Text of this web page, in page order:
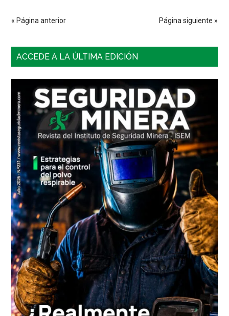
Mantos
Copper
de
Chile
« Página anterior Página siguiente »
Barra
principal
ACCEDE A LA ÚLTIMA EDICIÓN